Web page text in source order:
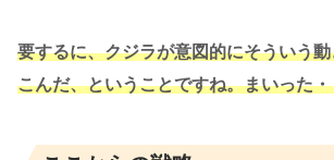
要するに、クジラが意図的にそういう
こんだ、ということですね。まいった